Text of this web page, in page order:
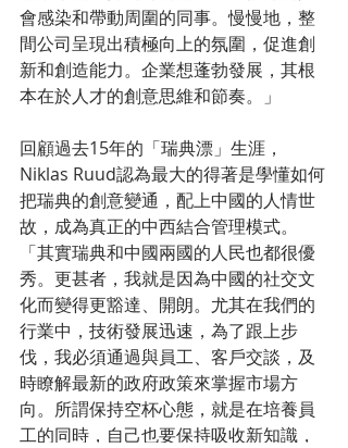
會感染和帶動周圍的同事。慢慢地，整
間公司呈現出積極向上的氛圍，促進創
新和創造能力。企業想蓬勃發展，其根
本在於人才的創意思維和節奏。」
回顧過去15年的「瑞典漂」生涯，
Niklas Ruud認為最大的得著是學懂如何
把瑞典的創意變通，配上中國的人情世
故，成為真正的中西結合管理模式。
「其實瑞典和中國兩國的人民也都很優
秀。更甚者，我就是因為中國的社交文
化而變得更豁達、開朗。尤其在我們的
行業中，技術發展迅速，為了跟上步
伐，我必須通過與員工、客戶交談，及
時瞭解最新的政府政策來掌握市場方
向。所謂保持空杯心態，就是在培養員
工的同時，自己也要保持吸收新知識，